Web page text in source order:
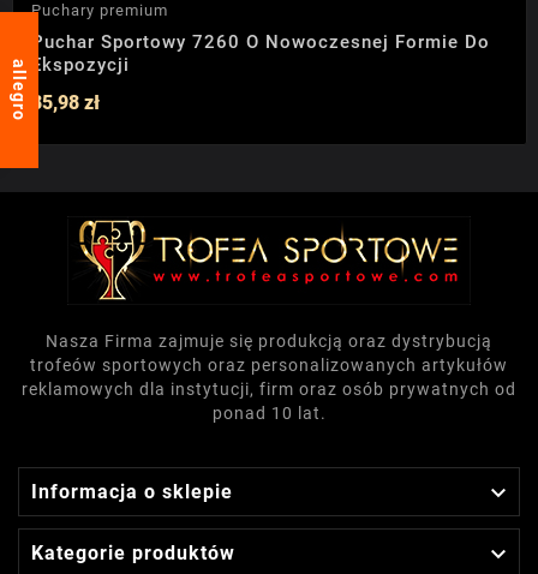
Puchary premium
Puchar Sportowy 7260 O Nowoczesnej Formie Do
Ekspozycji
85,98 zł
Nasza Firma zajmuje się produkcją oraz dystrybucją
trofeów sportowych oraz personalizowanych artykułów
reklamowych dla instytucji, firm oraz osób prywatnych od
ponad 10 lat.
Informacja o sklepie 
Kategorie produktów 
allegro